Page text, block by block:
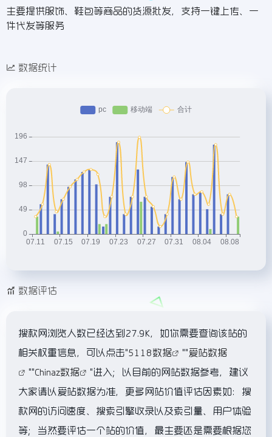
主要提供服饰、鞋包等商品的货源批发，支持一键上传、一
件代发等服务
数据统计
数据评估
搜款网浏览人数已经达到27.9K，如你需要查询该站的
相关权重信息，可以点击"5118数据 ""爱站数据
""Chinaz数据
"进入；以目前的网站数据参考，建议
大家请以爱站数据为准，更多网站价值评估因素如：搜
款网的访问速度、搜索引擎收录以及索引量、用户体验
等；当然要评估一个站的价值，最主要还是需要根据您